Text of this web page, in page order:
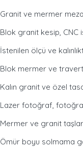
Granit ve mermer
Blok granit kesip, CNC
İstenilen ölçü ve
Blok mermer ve
Kalın granit ve özel
Lazer fotoğraf,
Mermer ve granit
Ömür boyu solmama